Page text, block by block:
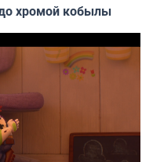
хромой кобылы